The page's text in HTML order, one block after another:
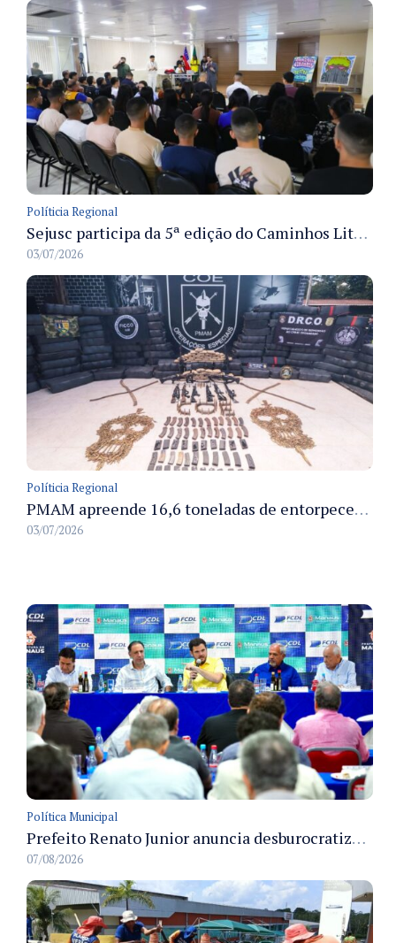
Políticia Regional
Sejusc participa da 5ª edição do Caminhos Literários com foco na cultura hip-hop nas unidades socioeducativas
03/07/2026
Políticia Regional
PMAM apreende 16,6 toneladas de entorpecentes e registra aumento nas prisões em flagrante e nas capturas de foragidos no primeiro semestre de 2026
03/07/2026
Política Municipal
Prefeito Renato Junior anuncia desburocratização e revitalização do centro de Manaus em reunião com empresários
07/08/2026